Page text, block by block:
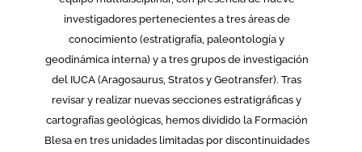
investigadores pertenecientes a tres áreas de
conocimiento (estratigrafía, paleontología y
geodinámica interna) y a tres grupos de investigación
del IUCA (Aragosaurus, Stratos y Geotransfer). Tras
revisar y realizar nuevas secciones estratigráficas y
cartografías geológicas, hemos dividido la Formación
Blesa en tres unidades limitadas por discontinuidades